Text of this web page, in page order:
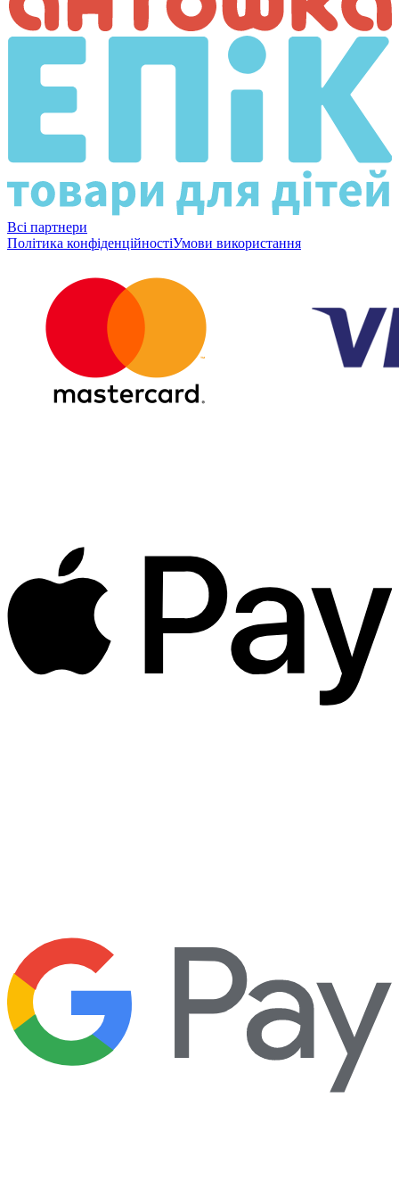
Всі партнери
Політика конфіденційностіУмови використання